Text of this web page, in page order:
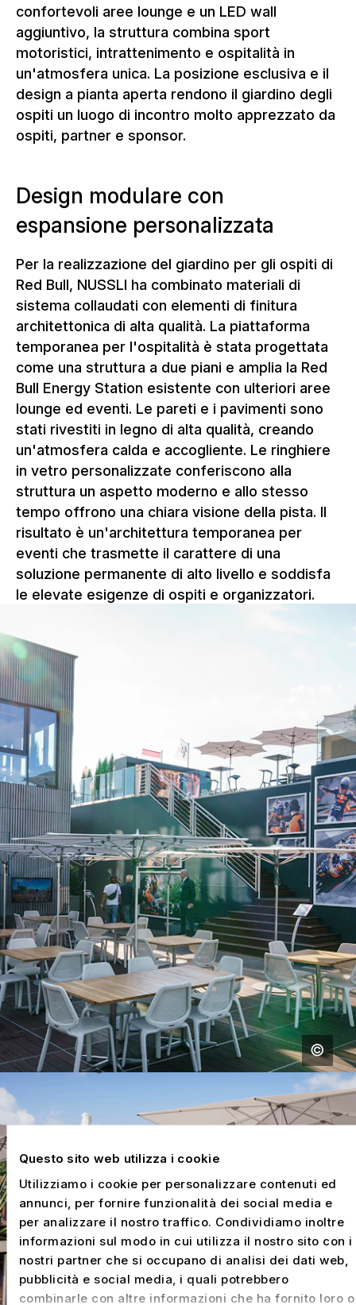
Questo sito web utilizza i cookie
Utilizziamo i cookie per personalizzare contenuti ed
annunci, per fornire funzionalità dei social media e
per analizzare il nostro traffico. Condividiamo inoltre
informazioni sul modo in cui utilizza il nostro sito con i
nostri partner che si occupano di analisi dei dati web,
pubblicità e social media, i quali potrebbero
combinarle con altre informazioni che ha fornito loro o
confortevoli aree lounge e un LED wall
aggiuntivo, la struttura combina sport
motoristici, intrattenimento e ospitalità in
un'atmosfera unica. La posizione esclusiva e il
design a pianta aperta rendono il giardino degli
ospiti un luogo di incontro molto apprezzato da
ospiti, partner e sponsor.
Design modulare con
espansione personalizzata
Per la realizzazione del giardino per gli ospiti di
Red Bull, NUSSLI ha combinato materiali di
sistema collaudati con elementi di finitura
architettonica di alta qualità. La piattaforma
temporanea per l'ospitalità è stata progettata
come una struttura a due piani e amplia la Red
Bull Energy Station esistente con ulteriori aree
lounge ed eventi. Le pareti e i pavimenti sono
stati rivestiti in legno di alta qualità, creando
un'atmosfera calda e accogliente. Le ringhiere
in vetro personalizzate conferiscono alla
struttura un aspetto moderno e allo stesso
tempo offrono una chiara visione della pista. Il
risultato è un'architettura temporanea per
eventi che trasmette il carattere di una
soluzione permanente di alto livello e soddisfa
le elevate esigenze di ospiti e organizzatori.